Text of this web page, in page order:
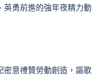
英勇前進的強年夜精力動
密意禮贊勞動創造，謳歌